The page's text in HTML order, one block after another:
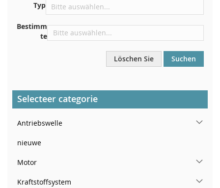
Armaturenbrett
Typ
Bestimm
te
Löschen Sie Suchen
Selecteer categorie
Antriebswelle
nieuwe
Motor
Kraftstoffsystem